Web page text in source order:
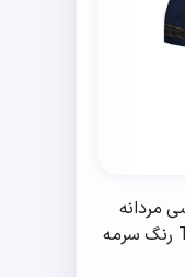
مردانه
تکنیک پلاس 07 مدل TS-151 رنگ سرمه